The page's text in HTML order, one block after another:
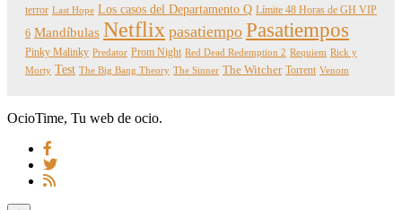
terror Last Hope Los casos del Departamento Q Límite 48 Horas de GH VIP
6 Mandíbulas Netflix pasatiempo Pasatiempos
Pinky Malinky Predator Prom Night Red Dead Redemption 2 Requiem Rick y
Morty Test The Big Bang Theory The Sinner The Witcher Torrent Venom
OcioTime, Tu web de ocio.